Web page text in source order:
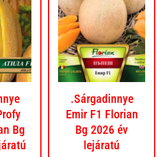
Bg
.Sárgadinnye
Emir F1 Florian
Bg 2026 év
lejáratú